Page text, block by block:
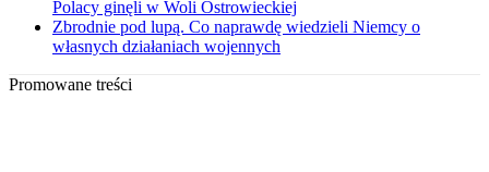
Polacy ginęli w Woli Ostrowieckiej
Zbrodnie pod lupą. Co naprawdę wiedzieli Niemcy o
własnych działaniach wojennych
Promowane treści